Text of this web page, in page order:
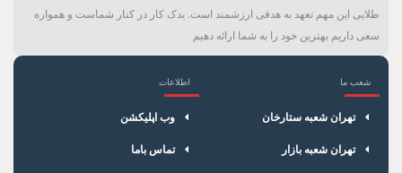
طلایی این مهم تعهد به هدفی ارزشمند است. یدک کار در کنار شماست و همواره
سعی داریم بهترین خود را به شما ارائه دهیم
شعب ما
تهران شعبه ستارخان
تهران شعبه بازار
اطلاعات
وب اپلیکشن
تماس باما
×